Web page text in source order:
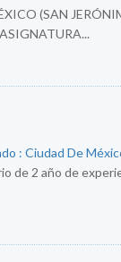
(SAN
: Ciudad De
de 2 año de